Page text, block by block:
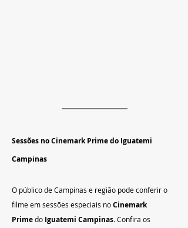
Sessões no Cinemark Prime do Iguatemi
Campinas
O público de Campinas e região pode conferir o
filme em sessões especiais no Cinemark
Prime do Iguatemi Campinas. Confira os